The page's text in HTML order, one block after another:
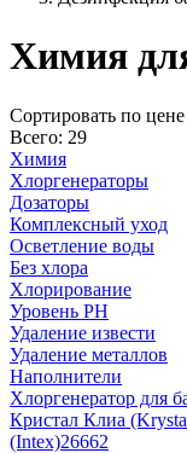
Химия
Cортировать по цене
Всего: 29
Химия
Хлоргенераторы
Дозаторы
Комплексный уход
Осветление воды
Без хлора
Хлорирование
Уровень PH
Удаление извести
Удаление металлов
Наполнители
Хлоргенератор для
Кристал Клиа
(Intex)26662